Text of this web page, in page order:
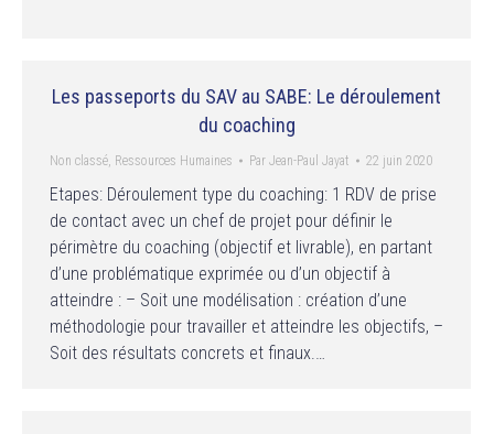
Les passeports du SAV au SABE: Le déroulement
du coaching
Non classé, Ressources Humaines Par Jean-Paul Jayat 22 juin 2020
Etapes: Déroulement type du coaching: 1 RDV de prise
de contact avec un chef de projet pour définir le
périmètre du coaching (objectif et livrable), en partant
d’une problématique exprimée ou d’un objectif à
atteindre : – Soit une modélisation : création d’une
méthodologie pour travailler et atteindre les objectifs, –
Soit des résultats concrets et finaux.…